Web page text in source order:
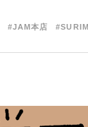
#JAM本店